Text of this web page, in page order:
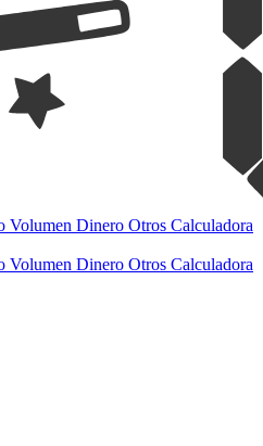
Volumen Dinero Otros Calculadora
Volumen Dinero Otros Calculadora